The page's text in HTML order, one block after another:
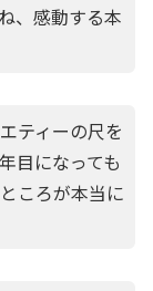
、感動する本
ティーの尺を
目になっても
ころが本当に